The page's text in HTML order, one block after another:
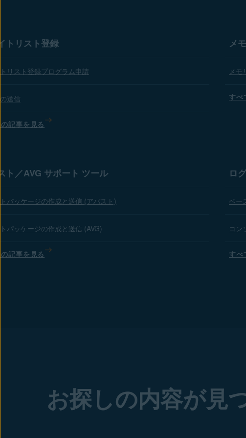
トリスト登録
リスト登録プログラム申請
送信
記事を見る
メ
メモ
すべ
ト／AVG サポート ツール
パッケージの作成と送信 (アバスト)
パッケージの作成と送信 (AVG)
記事を見る
ロ
ベー
コン
すべ
お探しの内容が見